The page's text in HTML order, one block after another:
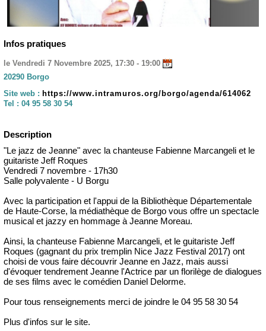
Infos pratiques
le Vendredi 7 Novembre 2025, 17:30 - 19:00
20290 Borgo
Site web : https://www.intramuros.org/borgo/agenda/614062
Tel : 04 95 58 30 54
Description
"Le jazz de Jeanne" avec la chanteuse Fabienne Marcangeli et le
guitariste Jeff Roques
Vendredi 7 novembre - 17h30
Salle polyvalente - U Borgu
Avec la participation et l'appui de la Bibliothèque Départementale
de Haute-Corse, la médiathèque de Borgo vous offre un spectacle
musical et jazzy en hommage à Jeanne Moreau.
Ainsi, la chanteuse Fabienne Marcangeli, et le guitariste Jeff
Roques (gagnant du prix tremplin Nice Jazz Festival 2017) ont
choisi de vous faire découvrir Jeanne en Jazz, mais aussi
d'évoquer tendrement Jeanne l'Actrice par un florilège de dialogues
de ses films avec le comédien Daniel Delorme.
Pour tous renseignements merci de joindre le 04 95 58 30 54
Plus d'infos sur le site.